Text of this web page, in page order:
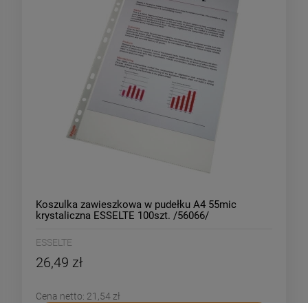
Koszulka zawieszkowa w pudełku A4 55mic
krystaliczna ESSELTE 100szt. /56066/
ESSELTE
26,49 zł
Cena netto: 21,54 zł